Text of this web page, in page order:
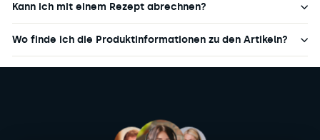
Kann ich mit einem Rezept abrechnen?
Wo finde ich die Produktinformationen zu den Artikeln?